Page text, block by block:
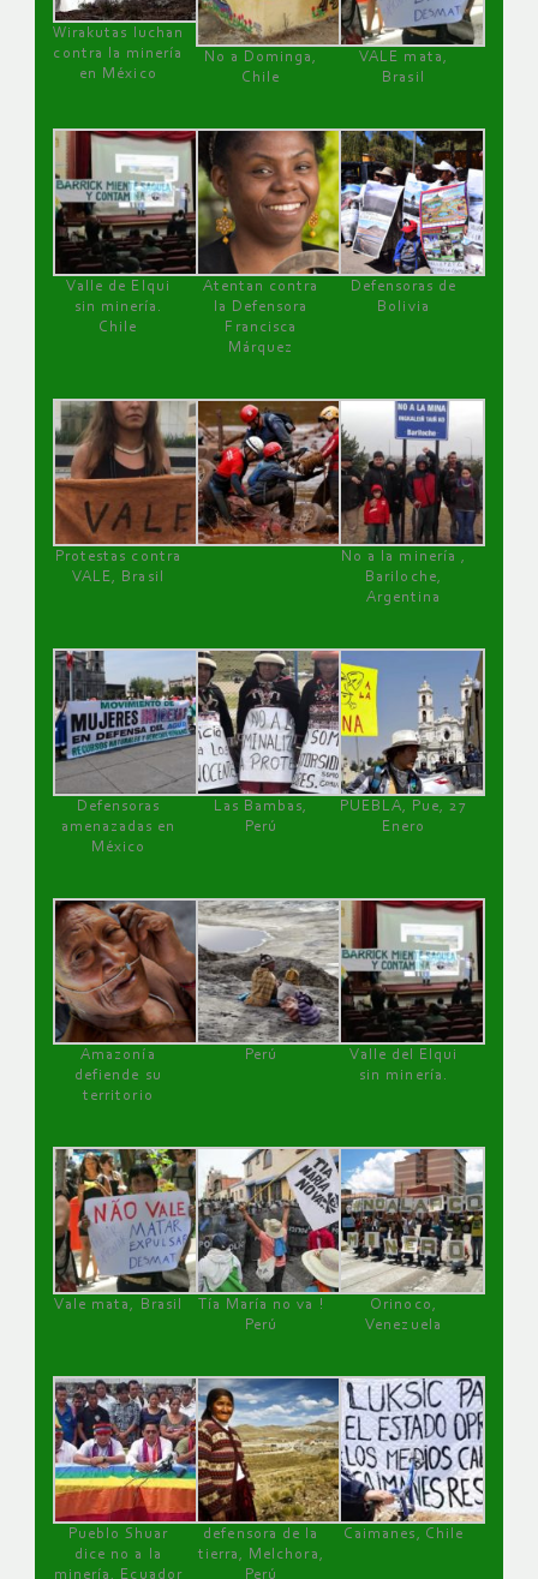
Wirakutas luchan
contra la minería
en México
No a Dominga,
Chile
VALE mata,
Brasil
Valle de Elqui
sin minería.
Chile
Atentan contra
la Defensora
Francisca
Márquez
Defensoras de
Bolivia
Protestas contra
VALE, Brasil
No a la minería ,
Bariloche,
Argentina
Defensoras
amenazadas en
México
Las Bambas,
Perú
PUEBLA, Pue, 27
Enero
Amazonía
defiende su
territorio
Perú
Valle del Elqui
sin minería.
Vale mata, Brasil
Tía María no va !
Perú
Orinoco,
Venezuela
Pueblo Shuar
dice no a la
minería, Ecuador
defensora de la
tierra, Melchora,
Perú
Caimanes, Chile